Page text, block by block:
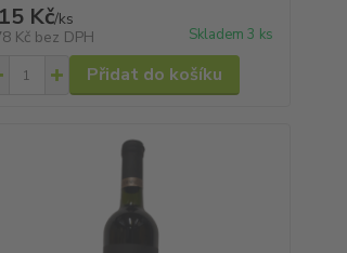
Kč/ks
Kč bez DPH Skladem 3 ks
Přidat do košíku